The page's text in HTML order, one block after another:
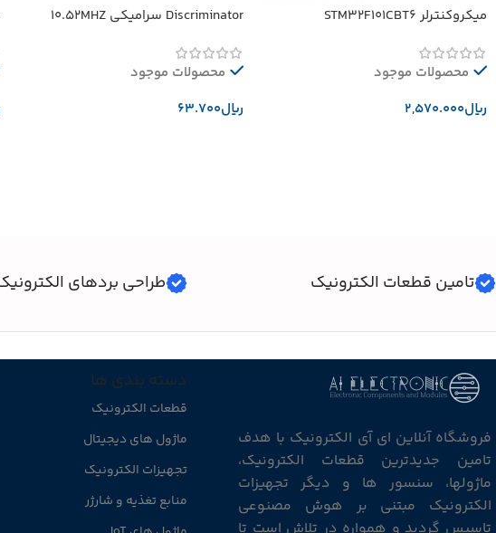
میکروکنترلر STM32F101CBT6
محصولات موجود
﷼
Discriminator سرامیکی 10.52MHZ
محصولات موجود
﷼
تامین قطعات الکترونیک طراحی بردهای
فروشگاه آنلاین ای آی الکترونیک با هدف
تامین جدیدترین قطعات الکترونیک،
ماژولها، سنسور ها و دیگر تجهیزات
الکترونیک مبتنی بر هوش مصنوعی
دسته بندی ها
قطعات الکترونیک
ماژول های دیجیتال
تجهیزات الکترونیک
منابع تغذیه و شارژر